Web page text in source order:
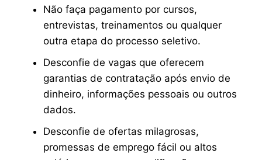
Não faça pagamento por cursos,
entrevistas, treinamentos ou qualquer
outra etapa do processo seletivo.
Desconfie de vagas que oferecem
garantias de contratação após envio de
dinheiro, informações pessoais ou outros
dados.
Desconfie de ofertas milagrosas,
promessas de emprego fácil ou altos